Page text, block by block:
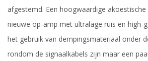
afgestemd. Een hoogwaardige
nieuwe op-amp met ultralage ruis en high-
het gebruik van dempingsmateriaal onder
rondom de signaalkabels zijn maar een